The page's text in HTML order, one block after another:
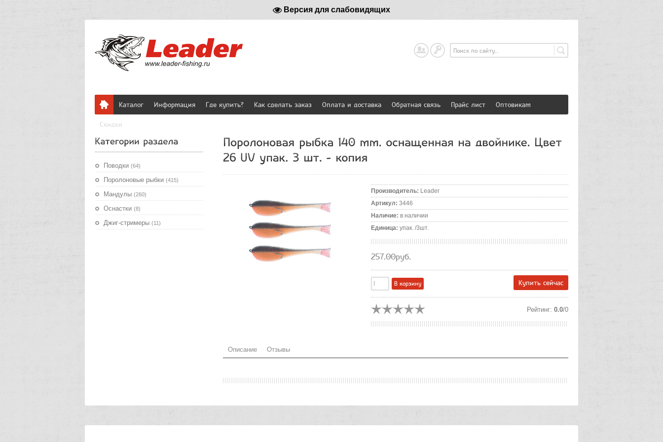
Версия для слабовидящих
Регистрация
Вход
Каталог Информация Где купить? Как сделать заказ Оплата и доставка Обратная связь Прайс лист Оптовикам
Скидки
Поводки (64)
Поролоновые рыбки (415)
Мандулы (260)
Оснастки (8)
Джиг-стримеры (11)
Производитель: Leader
Артикул: 3446
Наличие: в наличии
Единица: упак. /3шт.
257.00руб.
Купить сейчас
Рейтинг: 0.0/0
Описание Отзывы